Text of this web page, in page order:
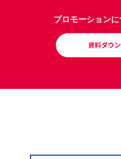
プロモーション